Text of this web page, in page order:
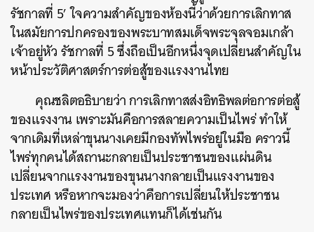
รัชกาลที่ 5’ ใจความสำคัญของห้องนี้ว่าด้วยการเลิกทาส
ในสมัยการปกครองของพระบาทสมเด็จพระจุลจอมเกล้า
เจ้าอยู่หัว รัชกาลที่ 5 ซึ่งถือเป็นอีกหนึ่งจุดเปลี่ยนสำคัญใน
หน้าประวัติศาสตร์การต่อสู้ของแรงงานไทย
คุณชลิตอธิบายว่า การเลิกทาสส่งอิทธิพลต่อการต่อสู้
ของแรงงาน เพราะมันคือการสลายความเป็นไพร่ ทำให้
จากเดิมที่เหล่าขุนนางเคยมีกองทัพไพร่อยู่ในมือ คราวนี้
ไพร่ทุกคนได้สถานะกลายเป็นประชาชนของแผ่นดิน
เปลี่ยนจากแรงงานของขุนนางกลายเป็นแรงงานของ
ประเทศ หรือหากจะมองว่าคือการเปลี่ยนให้ประชาชน
กลายเป็นไพร่ของประเทศแทนก็ได้เช่นกัน